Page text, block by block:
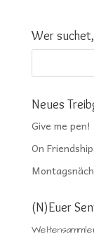
Wer
Neues
Give me
On
(N)Euer